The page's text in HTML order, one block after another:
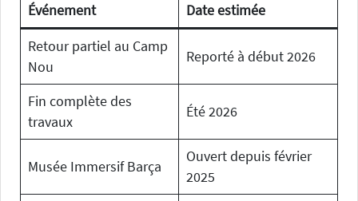
Événement Date estimée
Retour partiel au Camp
Nou
Reporté à début 2026
Fin complète des
travaux
Été 2026
Musée Immersif Barça
Ouvert depuis février
2025